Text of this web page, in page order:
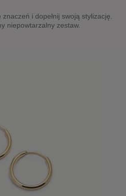
i dopełnij swoją stylizację.
niepowtarzalny zestaw.